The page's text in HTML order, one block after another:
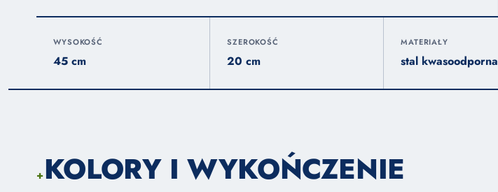
WYSOKOŚĆ
45 cm
SZEROKOŚĆ
20 cm
MATERIAŁY
stal kwasoodporna
+KOLORY I WYKOŃCZENIE